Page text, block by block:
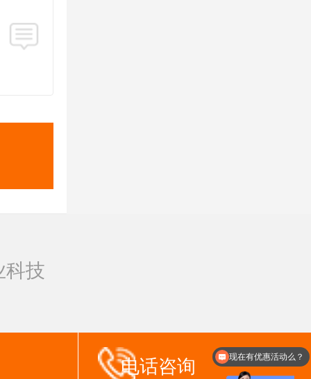
科技
电话咨询 可以介绍下你们的产品么？
现在有优惠活动么？